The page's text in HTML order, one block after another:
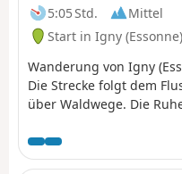
5:05 Std.
Mittel
Start in Igny
Wanderung von Igny
Die Strecke folgt dem
über Waldwege. Die
Erinnerung bleiben.